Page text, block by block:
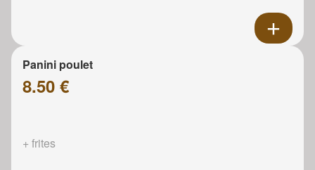
Panini poulet
8.50 €
+ frites